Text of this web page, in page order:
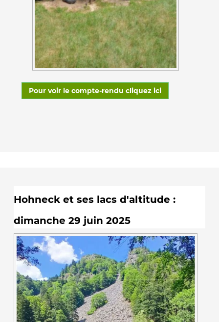
Pour voir le compte-rendu cliquez ici
Hohneck et ses lacs d'altitude :
dimanche 29 juin 2025